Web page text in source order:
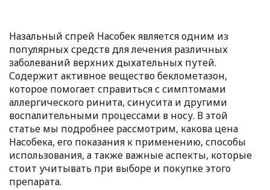
Назальный спрей Насобек является одним из
популярных средств для лечения различных
заболеваний верхних дыхательных путей.
Содержит активное вещество беклометазон,
которое помогает справиться с симптомами
аллергического ринита, синусита и другими
воспалительными процессами в носу. В этой
статье мы подробнее рассмотрим, какова цена
Насобека, его показания к применению, способы
использования, а также важные аспекты, которые
стоит учитывать при выборе и покупке этого
препарата.